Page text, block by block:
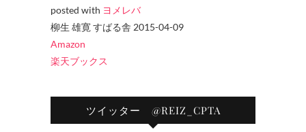
posted with ヨメレバ
柳生 雄寛 すばる舎 2015-04-09
Amazon
楽天ブックス
ツイッター @REIZ_CPTA